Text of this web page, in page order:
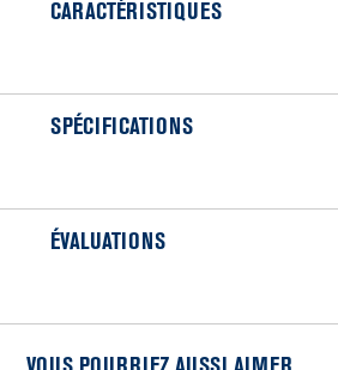
CARACTÉRISTIQUES
SPÉCIFICATIONS
ÉVALUATIONS